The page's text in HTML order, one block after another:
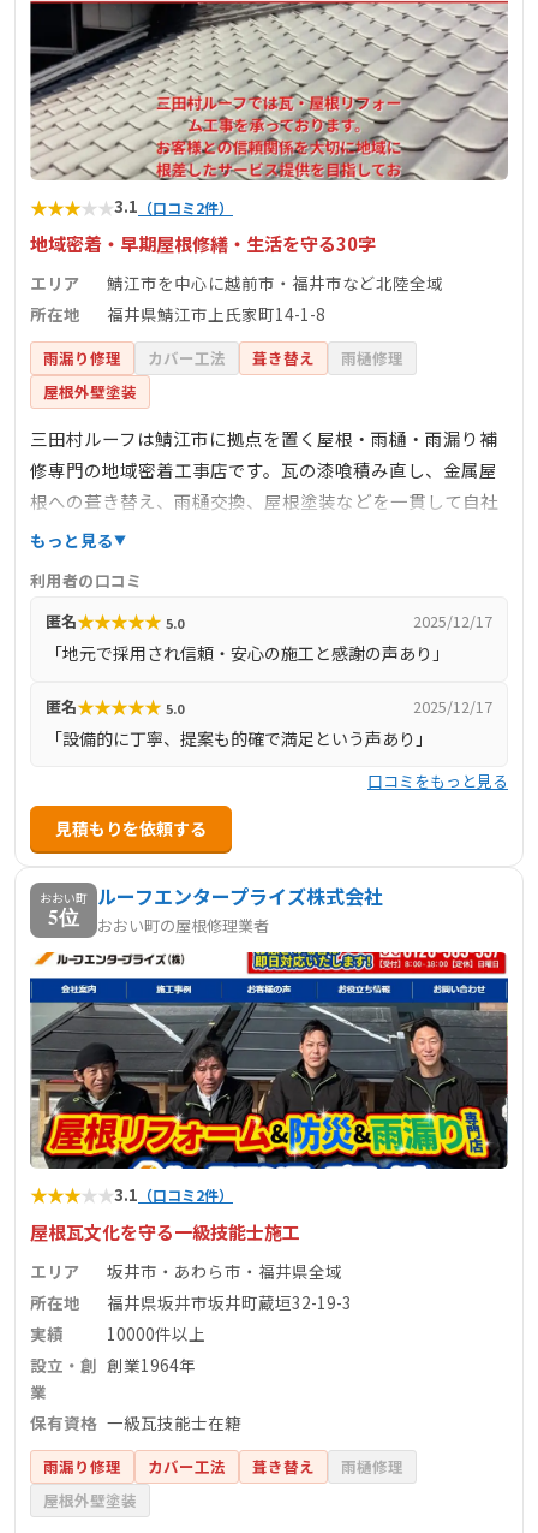
★★★★★3.1 （口コミ2件）
地域密着・早期屋根修繕・生活を守る30字
エリア
鯖江市を中心に越前市・福井市など北陸全域
所在地
福井県鯖江市上氏家町14-1-8
雨漏り修理 カバー工法 葺き替え
雨樋修理
屋根外壁塗装
三田村ルーフは鯖江市に拠点を置く屋根・雨樋・雨漏り補
修専門の地域密着工事店です。瓦の漆喰積み直し、金属屋
根への葺き替え、雨樋交換、屋根塗装などを一貫して自社
施工。ドローン検査による劣化状況分析や早期修繕提案を
丁寧に対応しています。
もっと見る
利用者の口コミ
匿名★★★★★ 5.0 2025/12/17
「地元で採用され信頼・安心の施工と感謝の声あり」
匿名★★★★★ 5.0 2025/12/17
「設備的に丁寧、提案も的確で満足という声あり」
口コミをもっと見る
見積もりを依頼する
おおい町
5位
ルーフエンタープライズ株式会社
おおい町の屋根修理業者
★★★★★3.1 （口コミ2件）
屋根瓦文化を守る一級技能士施工
エリア
坂井市・あわら市・福井県全域
所在地
福井県坂井市坂井町蔵垣32-19-3
実績
10000件以上
設立・創
業
創業1964年
保有資格 一級瓦技能士在籍
雨漏り修理 カバー工法 葺き替え
雨樋修理
屋根外壁塗装